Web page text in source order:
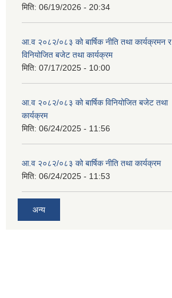
मिति: 06/19/2026 - 20:34
आ.व २०८२/०८३ को बार्षिक नीति तथा कार्यक्रमन र
विनियोजित बजेट तथा कार्यक्रम
मिति: 07/17/2025 - 10:00
आ.व २०८२/०८३ को बार्षिक विनियोजित बजेट तथा
कार्यक्रम
मिति: 06/24/2025 - 11:56
आ.व २०८२/०८३ को बार्षिक नीति तथा कार्यक्रम
मिति: 06/24/2025 - 11:53
अन्य